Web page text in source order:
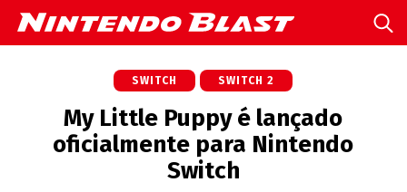
SWITCH SWITCH 2
My Little Puppy é lançado
oficialmente para Nintendo
Switch